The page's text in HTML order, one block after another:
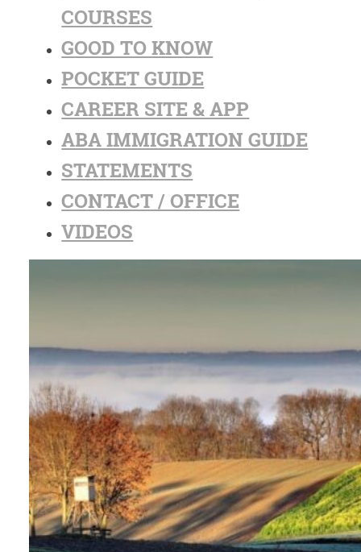
COURSES
GOOD TO KNOW
POCKET GUIDE
CAREER SITE & APP
ABA IMMIGRATION GUIDE
STATEMENTS
CONTACT / OFFICE
VIDEOS